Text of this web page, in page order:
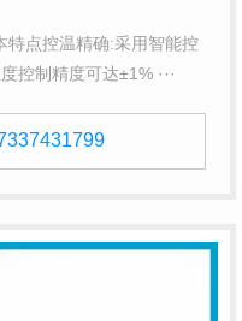
特点控温精确:采用智能控
控制精度可达±1% ···